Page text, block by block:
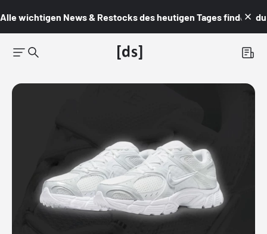
Alle wichtigen News & Restocks des heutigen Tages findest du